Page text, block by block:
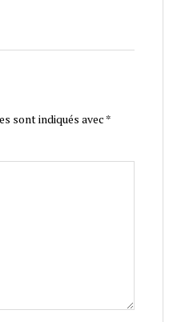
sont indiqués avec *